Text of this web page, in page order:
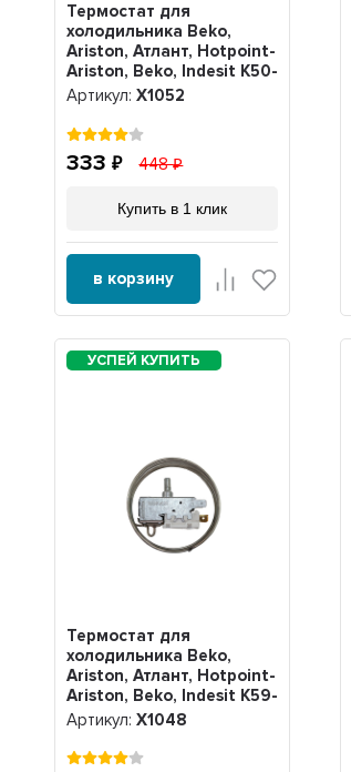
Термостат для
холодильника Beko,
Ariston, Атлант, Hotpoint-
Ariston, Beko, Indesit K50-
P1174, Х1052
Артикул:Х1052
333 448
Купить в 1 клик
в корзину
Термостат для
холодильника Beko,
Ariston, Атлант, Hotpoint-
Ariston, Beko, Indesit K59-
P1620, Х1048
Артикул:Х1048